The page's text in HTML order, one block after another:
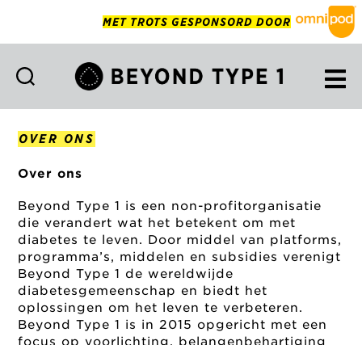
MET TROTS GESPONSORD DOOR
OVER ONS
Over ons
Beyond Type 1 is een non-profitorganisatie
die verandert wat het betekent om met
diabetes te leven. Door middel van platforms,
programma’s, middelen en subsidies verenigt
Beyond Type 1 de wereldwijde
diabetesgemeenschap en biedt het
oplossingen om het leven te verbeteren.
Beyond Type 1 is in 2015 opgericht met een
focus op voorlichting, belangenbehartiging